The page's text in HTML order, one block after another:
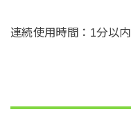
連続使用時間：1分以内